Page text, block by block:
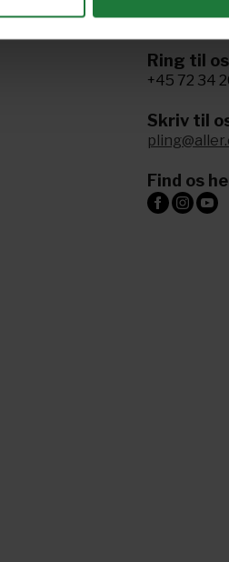
Ring til os
+45 72 34
Skriv til
Find os